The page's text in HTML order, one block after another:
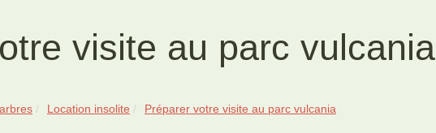
visite au parc vulcania
Location insolite Préparer votre visite au parc vulcania